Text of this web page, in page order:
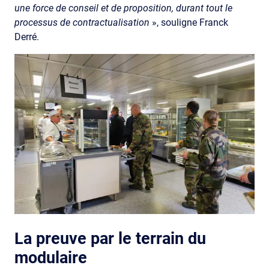
une force de conseil et de proposition, durant tout le
processus de contractualisation », souligne Franck
Derré.
La preuve par le terrain du
modulaire